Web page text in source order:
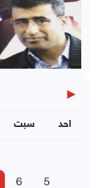
◀
سبت احد
5
6